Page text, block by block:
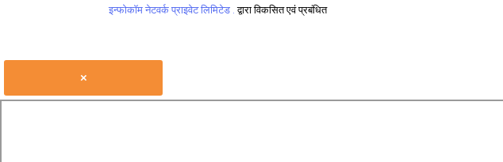
इन्फोकॉम नेटवर्क प्राइवेट लिमिटेड . द्वारा विकसित एवं प्रबंधित
×